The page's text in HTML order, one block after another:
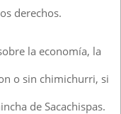
derechos.
la economía, la
o sin chimichurri, si
de Sacachispas.